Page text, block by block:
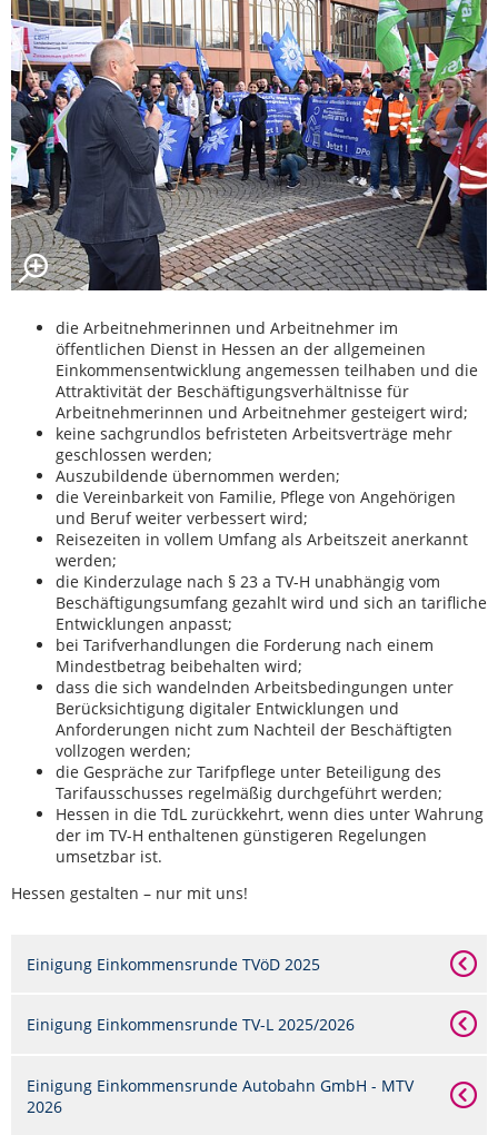
die Arbeitnehmerinnen und Arbeitnehmer im
öffentlichen Dienst in Hessen an der allgemeinen
Einkommensentwicklung angemessen teilhaben und die
Attraktivität der Beschäftigungsverhältnisse für
Arbeitnehmerinnen und Arbeitnehmer gesteigert wird;
keine sachgrundlos befristeten Arbeitsverträge mehr
geschlossen werden;
Auszubildende übernommen werden;
die Vereinbarkeit von Familie, Pflege von Angehörigen
und Beruf weiter verbessert wird;
Reisezeiten in vollem Umfang als Arbeitszeit anerkannt
werden;
die Kinderzulage nach § 23 a TV-H unabhängig vom
Beschäftigungsumfang gezahlt wird und sich an tarifliche
Entwicklungen anpasst;
bei Tarifverhandlungen die Forderung nach einem
Mindestbetrag beibehalten wird;
dass die sich wandelnden Arbeitsbedingungen unter
Berücksichtigung digitaler Entwicklungen und
Anforderungen nicht zum Nachteil der Beschäftigten
vollzogen werden;
die Gespräche zur Tarifpflege unter Beteiligung des
Tarifausschusses regelmäßig durchgeführt werden;
Hessen in die TdL zurückkehrt, wenn dies unter Wahrung
der im TV-H enthaltenen günstigeren Regelungen
umsetzbar ist.
Hessen gestalten – nur mit uns!
Einigung Einkommensrunde TVöD 2025
Einigung Einkommensrunde TV-L 2025/2026
Einigung Einkommensrunde Autobahn GmbH - MTV
2026